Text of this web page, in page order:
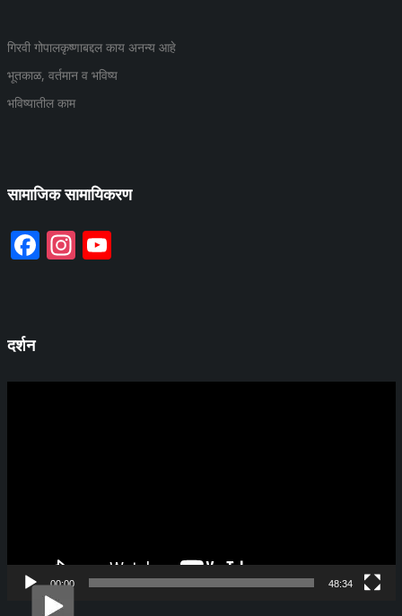
गिरवी गोपालकृष्णाबद्दल काय अनन्य आहे
भूतकाळ, वर्तमान व भविष्य
भविष्यातील काम
सामाजिक सामायिकरण
Facebook
Instagram
YouTube
दर्शन
00:00 48:34